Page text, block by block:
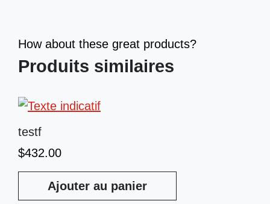
How about these great products?
Produits similaires
testf
$432.00
Ajouter au panier